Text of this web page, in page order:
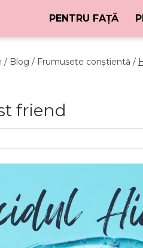
PENTRU FAȚĂ
/ Blog / Frumusețe conștientă /
friend